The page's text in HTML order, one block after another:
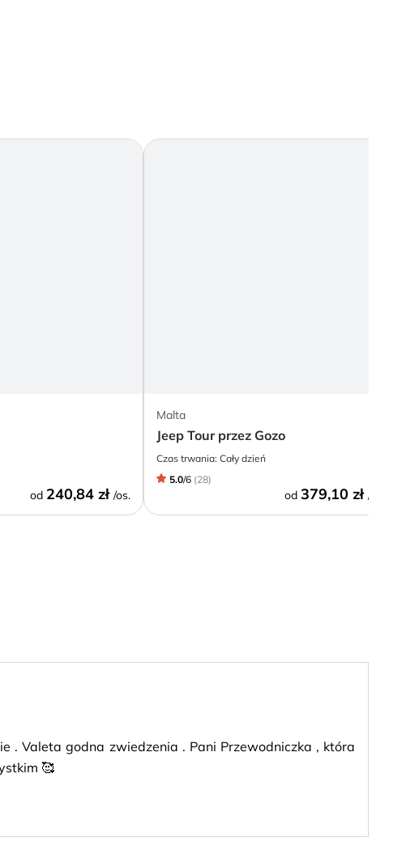
od 240,84 zł /os.
Malta
Jeep Tour przez Gozo
Czas trwania: Cały dzień
5.0/6 (28)
od 379,10 zł /os.
. Valeta godna zwiedzenia . Pani Przewodniczka , która
🥰